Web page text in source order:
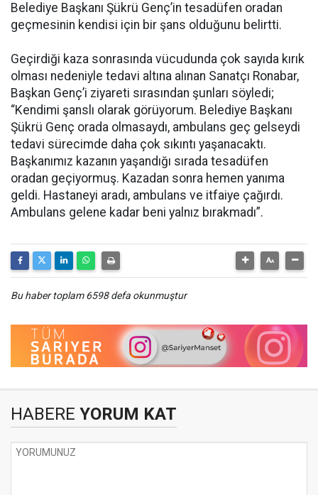
Belediye Başkanı Şükrü Genç’in tesadüfen oradan
geçmesinin kendisi için bir şans olduğunu belirtti.
Geçirdiği kaza sonrasında vücudunda çok sayıda kırık
olması nedeniyle tedavi altına alınan Sanatçı Ronabar,
Başkan Genç’i ziyareti sırasından şunları söyledi;
“Kendimi şanslı olarak görüyorum. Belediye Başkanı
Şükrü Genç orada olmasaydı, ambulans geç gelseydi
tedavi sürecimde daha çok sıkıntı yaşanacaktı.
Başkanımız kazanın yaşandığı sırada tesadüfen
oradan geçiyormuş. Kazadan sonra hemen yanıma
geldi. Hastaneyi aradı, ambulans ve itfaiye çağırdı.
Ambulans gelene kadar beni yalnız bırakmadı”.
Bu haber toplam 6598 defa okunmuştur
HABERE YORUM KAT